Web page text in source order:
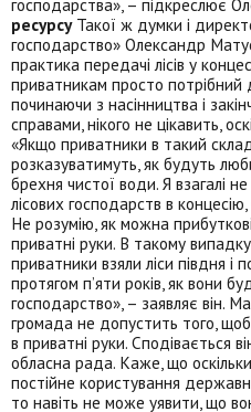
господарства», – підкреслює
ресурсуТакої ж думки і
господарство» Олександр
практика передачі лісів у
приватникам просто потрібний
починаючи з насінництва і
справами, нікого не цікавить,
«Якщо приватники в такий
розказуватимуть, як будуть
брехня чистої води. Я взагалі
лісових господарств в
Не розумію, як можна
приватні руки. В такому
приватники взяли ліси півдня і
протягом п’яти років, як вони
господарство», – заявляє він.
громада не допустить того,
в приватні руки. Сподівається
обласна рада. Каже, що оскільки
постійне користування
то навіть не може уявити, що